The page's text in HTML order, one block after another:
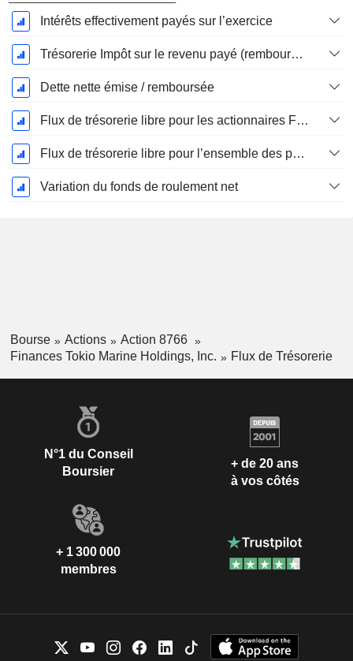
Intérêts effectivement payés sur l’exercice
Trésorerie Impôt sur le revenu payé (remboursement)Impôt effectivement payé (remboursé) sur l’exercice
Dette nette émise / remboursée
Flux de trésorerie libre pour les actionnaires FCFE
Flux de trésorerie libre pour l’ensemble des pourvoyeurs de fonds (créanciers et actionnaires) FCFF
Variation du fonds de roulement net
Bourse Actions
Action 8766
Finances Tokio Marine Holdings, Inc.
Flux de Trésorerie
N°1 du Conseil
Boursier
+ de 20 ans
à vos côtés
+ 1 300 000
membres